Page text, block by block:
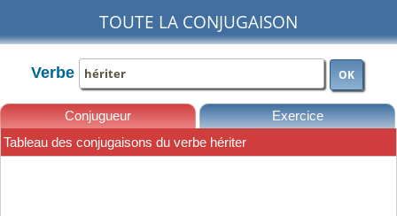
TOUTE LA CONJUGAISON
Verbe OK
Conjugueur Exercice
Tableau des conjugaisons du verbe hériter